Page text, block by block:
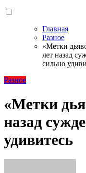
Главная
Разное
«Метки
лет назад
сильно
Разное
«Метки
назад
удивитесь